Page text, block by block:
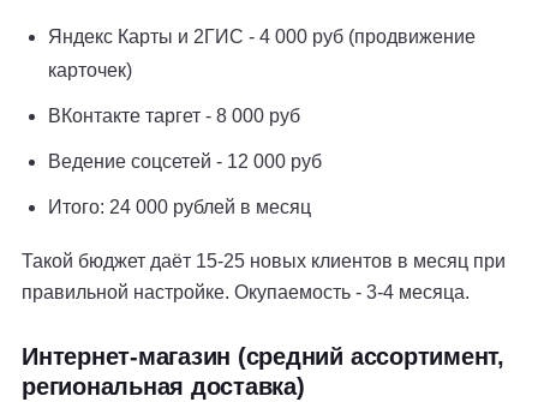
Яндекс Карты и 2ГИС - 4 000 руб (продвижение
карточек)
ВКонтакте таргет - 8 000 руб
Ведение соцсетей - 12 000 руб
Итого: 24 000 рублей в месяц
Такой бюджет даёт 15-25 новых клиентов в месяц при
правильной настройке. Окупаемость - 3-4 месяца.
Интернет-магазин (средний ассортимент,
региональная доставка)